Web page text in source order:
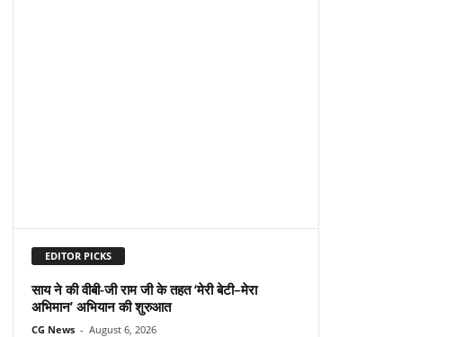
EDITOR PICKS
साय ने की वीबी-जी राम जी के तहत ‘मेरी बेटी–मेरा
अभिमान’ अभियान की शुरुआत
CG News - August 6, 2026